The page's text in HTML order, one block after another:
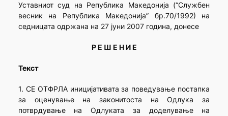
Уставниот суд на Република Македонија (“Службен
весник на Република Македонија” бр.70/1992) на
седницата одржана на 27 јуни 2007 година, донесе
Р Е Ш Е Н И Е
Текст
1. СЕ ОТФРЛА иницијативата за поведување постапка
за оценување на законитоста на Одлука за
потврдување на Одлуката за доделување на